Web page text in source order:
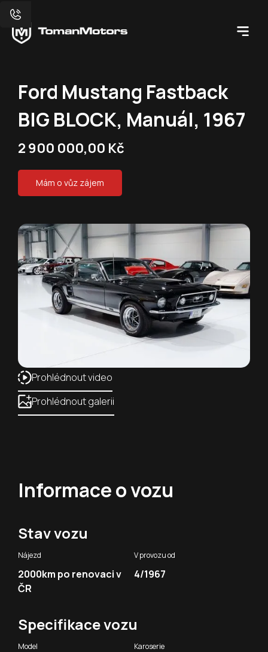
Prohlédnout video
Prohlédnout galerii
Ford Mustang Fastback
BIG BLOCK, Manuál, 1967
2 900 000,00 Kč
Mám o vůz zájem
Informace o vozu
Stav vozu
Nájezd
2000km po renovaci v
ČR
V provozu od
4/1967
Specifikace vozu
Model Karoserie